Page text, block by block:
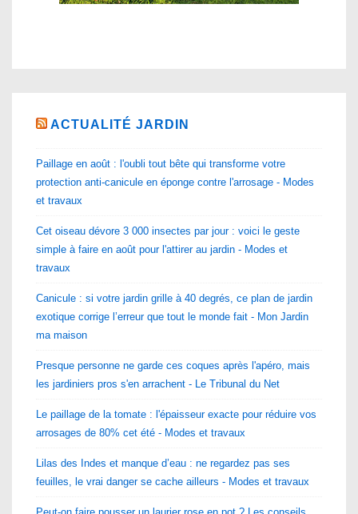
ACTUALITÉ JARDIN
Paillage en août : l'oubli tout bête qui transforme votre
protection anti-canicule en éponge contre l'arrosage - Modes
et travaux
Cet oiseau dévore 3 000 insectes par jour : voici le geste
simple à faire en août pour l'attirer au jardin - Modes et
travaux
Canicule : si votre jardin grille à 40 degrés, ce plan de jardin
exotique corrige l’erreur que tout le monde fait - Mon Jardin
ma maison
Presque personne ne garde ces coques après l'apéro, mais
les jardiniers pros s'en arrachent - Le Tribunal du Net
Le paillage de la tomate : l'épaisseur exacte pour réduire vos
arrosages de 80% cet été - Modes et travaux
Lilas des Indes et manque d’eau : ne regardez pas ses
feuilles, le vrai danger se cache ailleurs - Modes et travaux